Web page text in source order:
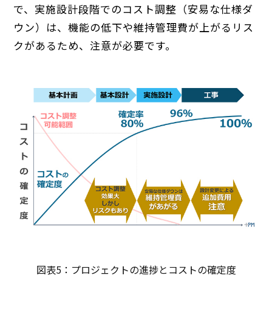
で、実施設計段階でのコスト調整（安易な仕様ダ
ウン）は、機能の低下や維持管理費が上がるリス
クがあるため、注意が必要です。
図表5：プロジェクトの進捗とコストの確定度